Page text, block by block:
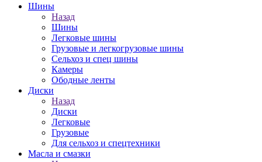
Шины
Назад
Шины
Легковые шины
Грузовые и легкогрузовые шины
Сельхоз и спец шины
Камеры
Ободные ленты
Диски
Назад
Диски
Легковые
Грузовые
Для сельхоз и спецтехники
Масла и смазки